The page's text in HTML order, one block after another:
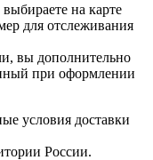
на карте
для отслеживания
вы дополнительно
при оформлении
условия доставки
России.